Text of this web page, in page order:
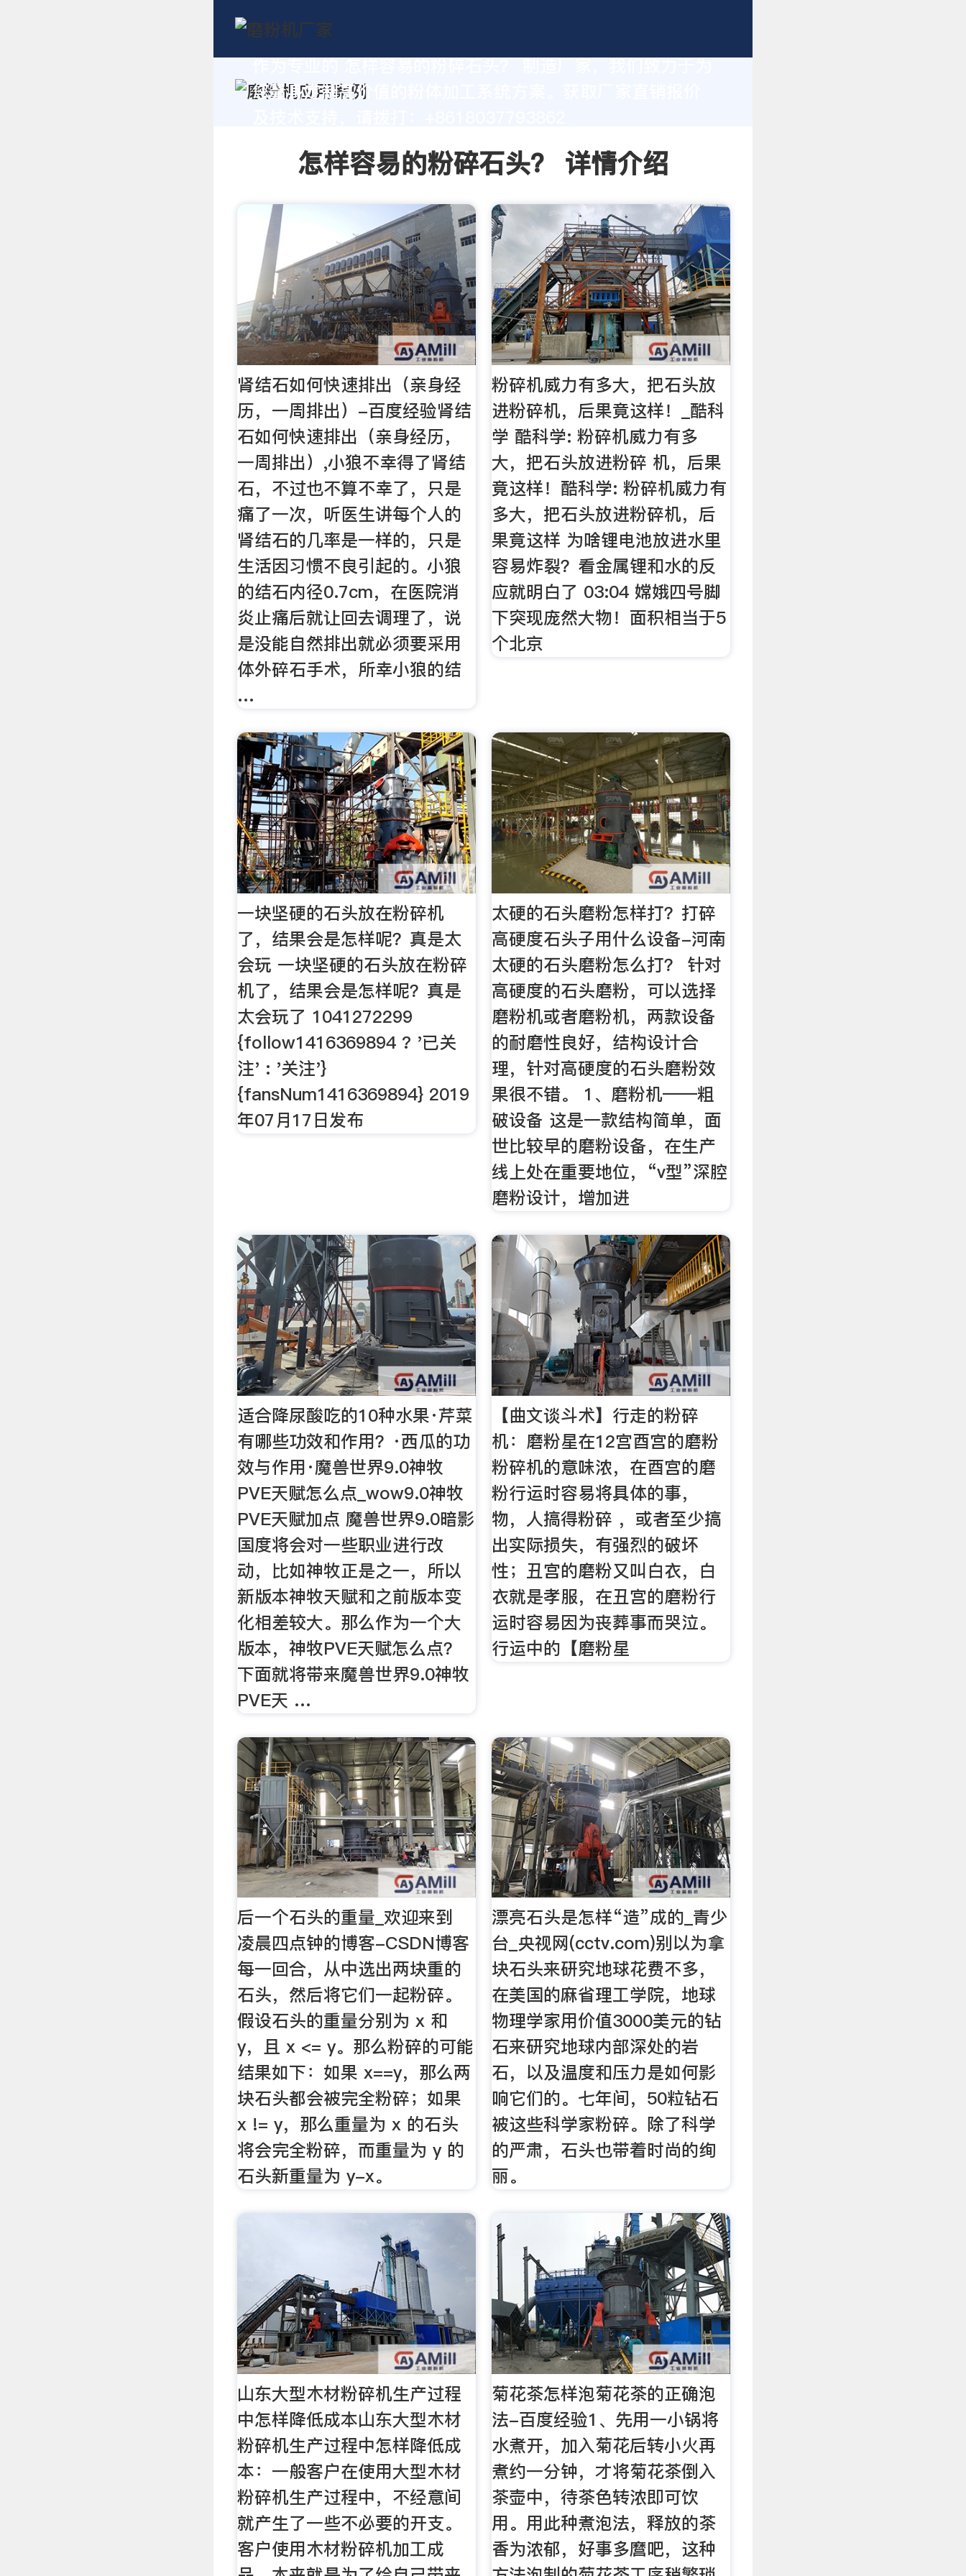
您量身定制高价值的粉体加工系统方案。获取厂家直销报价
怎样容易的粉碎石头？ 详情介绍
肾结石如何快速排出（亲身经
历，一周排出）-百度经验肾结
石如何快速排出（亲身经历，
一周排出）,小狼不幸得了肾结
石，不过也不算不幸了，只是
痛了一次，听医生讲每个人的
肾结石的几率是一样的，只是
生活因习惯不良引起的。小狼
的结石内径0.7cm，在医院消
炎止痛后就让回去调理了，说
是没能自然排出就必须要采用
体外碎石手术，所幸小狼的结
…
粉碎机威力有多大，把石头放
进粉碎机，后果竟这样！_酷科
学 酷科学: 粉碎机威力有多
大，把石头放进粉碎 机，后果
竟这样！酷科学: 粉碎机威力有
多大，把石头放进粉碎机，后
果竟这样 为啥锂电池放进水里
容易炸裂？看金属锂和水的反
应就明白了 03:04 嫦娥四号脚
下突现庞然大物！面积相当于5
个北京
一块坚硬的石头放在粉碎机
了，结果会是怎样呢？真是太
会玩 一块坚硬的石头放在粉碎
机了，结果会是怎样呢？真是
太会玩了 1041272299
{follow1416369894 ? '已关
注' : '关注'}
{fansNum1416369894} 2019
年07月17日发布
太硬的石头磨粉怎样打？打碎
高硬度石头子用什么设备-河南
太硬的石头磨粉怎么打？ 针对
高硬度的石头磨粉，可以选择
磨粉机或者磨粉机，两款设备
的耐磨性良好，结构设计合
理，针对高硬度的石头磨粉效
果很不错。 1、磨粉机——粗
破设备 这是一款结构简单，面
世比较早的磨粉设备，在生产
线上处在重要地位，“v型”深腔
磨粉设计，增加进
适合降尿酸吃的10种水果·芹菜
有哪些功效和作用？·西瓜的功
效与作用·魔兽世界9.0神牧
PVE天赋怎么点_wow9.0神牧
PVE天赋加点 魔兽世界9.0暗影
国度将会对一些职业进行改
动，比如神牧正是之一，所以
新版本神牧天赋和之前版本变
化相差较大。那么作为一个大
版本，神牧PVE天赋怎么点？
下面就将带来魔兽世界9.0神牧
PVE天 …
【曲文谈斗术】行走的粉碎
机：磨粉星在12宫酉宫的磨粉
粉碎机的意味浓，在酉宫的磨
粉行运时容易将具体的事，
物，人搞得粉碎 ，或者至少搞
出实际损失，有强烈的破坏
性；丑宫的磨粉又叫白衣，白
衣就是孝服，在丑宫的磨粉行
运时容易因为丧葬事而哭泣。
行运中的【磨粉星
后一个石头的重量_欢迎来到
凌晨四点钟的博客-CSDN博客
每一回合，从中选出两块重的
石头，然后将它们一起粉碎。
假设石头的重量分别为 x 和
y，且 x <= y。那么粉碎的可能
结果如下：如果 x==y，那么两
块石头都会被完全粉碎；如果
x != y，那么重量为 x 的石头
将会完全粉碎，而重量为 y 的
石头新重量为 y-x。
漂亮石头是怎样“造”成的_青少
台_央视网(cctv.com)别以为拿
块石头来研究地球花费不多，
在美国的麻省理工学院，地球
物理学家用价值3000美元的钻
石来研究地球内部深处的岩
石，以及温度和压力是如何影
响它们的。七年间，50粒钻石
被这些科学家粉碎。除了科学
的严肃，石头也带着时尚的绚
丽。
山东大型木材粉碎机生产过程
中怎样降低成本山东大型木材
粉碎机生产过程中怎样降低成
本：一般客户在使用大型木材
粉碎机生产过程中，不经意间
就产生了一些不必要的开支。
客户使用木材粉碎机加工成
菊花茶怎样泡菊花茶的正确泡
法-百度经验1、先用一小锅将
水煮开，加入菊花后转小火再
煮约一分钟，才将菊花茶倒入
茶壶中，待茶色转浓即可饮
用。用此种煮泡法，释放的茶
香为浓郁，好事多麿吧，这种